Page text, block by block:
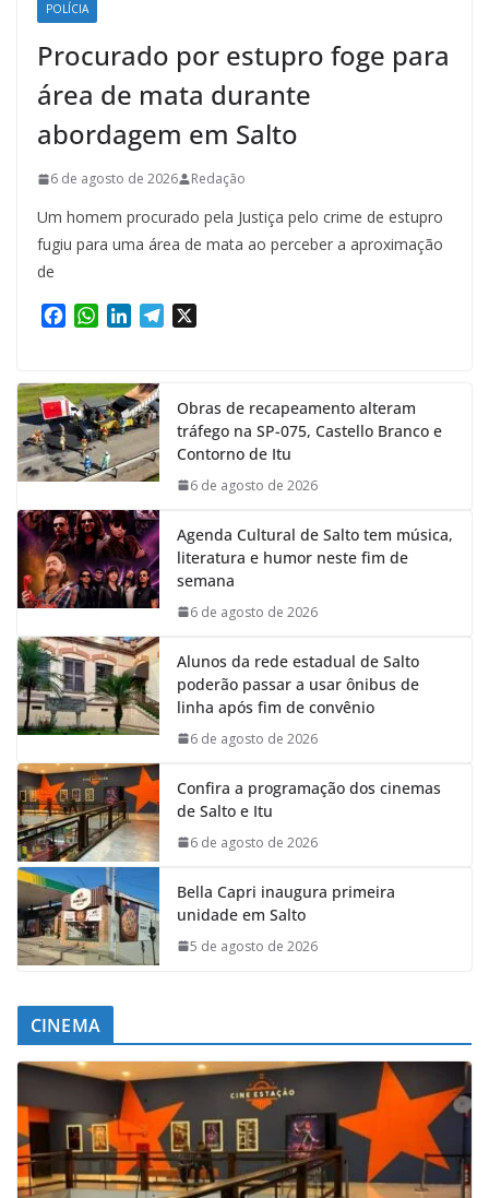
POLÍCIA
Procurado por estupro foge para
área de mata durante
abordagem em Salto
6 de agosto de 2026 Redação
Um homem procurado pela Justiça pelo crime de estupro
fugiu para uma área de mata ao perceber a aproximação
de
e
b
o
o
k
W
t
s
A
p
p
k
e
d
I
n
m
Obras de recapeamento alteram
tráfego na SP-075, Castello Branco e
Contorno de Itu
6 de agosto de 2026
Agenda Cultural de Salto tem música,
literatura e humor neste fim de
semana
6 de agosto de 2026
Alunos da rede estadual de Salto
poderão passar a usar ônibus de
linha após fim de convênio
6 de agosto de 2026
Confira a programação dos cinemas
de Salto e Itu
6 de agosto de 2026
Bella Capri inaugura primeira
unidade em Salto
5 de agosto de 2026
CINEMA